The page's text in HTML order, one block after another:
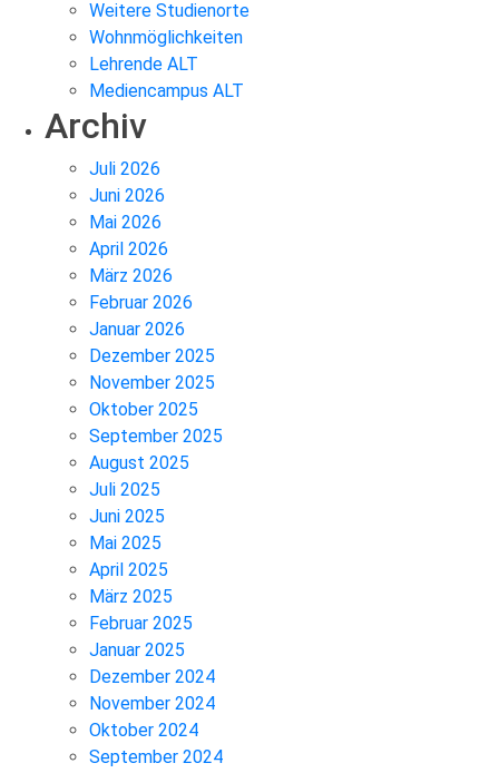
Weitere Studienorte
Wohnmöglichkeiten
Lehrende ALT
Mediencampus ALT
Archiv
Juli 2026
Juni 2026
Mai 2026
April 2026
März 2026
Februar 2026
Januar 2026
Dezember 2025
November 2025
Oktober 2025
September 2025
August 2025
Juli 2025
Juni 2025
Mai 2025
April 2025
März 2025
Februar 2025
Januar 2025
Dezember 2024
November 2024
Oktober 2024
September 2024